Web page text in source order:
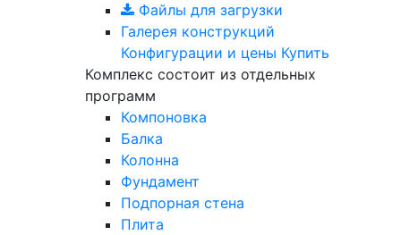
Файлы для загрузки
Галерея конструкций
Конфигурации и цены Купить
Комплекс состоит из отдельных
программ
Компоновка
Балка
Колонна
Фундамент
Подпорная стена
Плита